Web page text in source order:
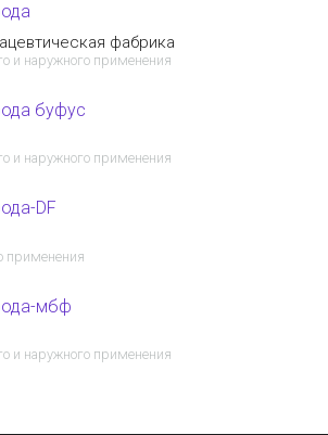
фабрика
и наружного применения
буфус
и наружного применения
DF
применения
мбф
и наружного применения